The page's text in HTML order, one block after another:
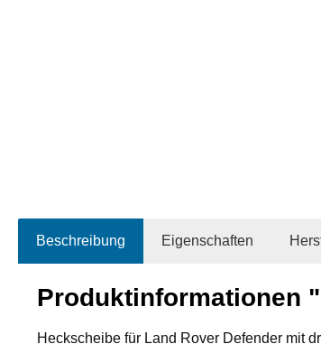
Beschreibung Eigenschaften
Produktinformationen
Heckscheibe für Land Rover Defender mit